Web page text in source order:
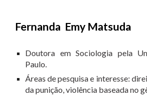
Fernanda Emy Matsuda
Doutora em Sociologia pela
Paulo.
Áreas de pesquisa e interesse:
da punição, violência baseada no